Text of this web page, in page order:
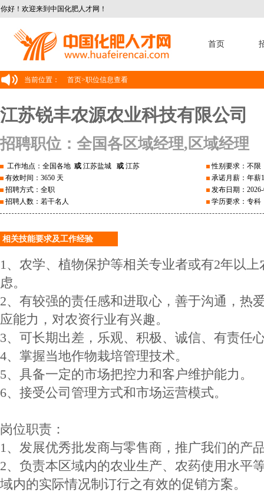
你好！欢迎来到中国化肥人才网！
首页
当前位置： 首页>职位信息查看
江苏锐丰农源农业科技有限公司
招聘职位：全国各区域经理,区域经理
工作地点：全国各地 或 江苏盐城 或 江苏
有效时间：3650 天
招聘方式：全职
招聘人数：若干名人
性别要求：不限
承诺月薪：年薪
发布日期：
学历要求：专科
相关技能要求及工作经验
1、农学、植物保护等相关专业者或有2年以
虑。
2、有较强的责任感和进取心，善于沟通，热
应能力，对农资行业有兴趣。
3、可长期出差，乐观、积极、诚信、有责任
4、掌握当地作物栽培管理技术。
5、具备一定的市场把控力和客户维护能力。
6、接受公司管理方式和市场运营模式。
岗位职责：
1、发展优秀批发商与零售商，推广我们的产
2、负责本区域内的农业生产、农药使用水平
域内的实际情况制订行之有效的促销方案。